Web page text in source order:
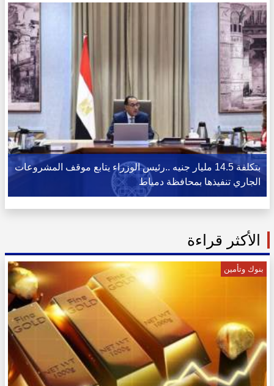
بتكلفة 14.5 مليار جنيه ..رئيس الوزراء يتابع موقف المشروعات
الجاري تنفيذها بمحافظة دمياط
الأكثر قراءة
بنوك وتأمين